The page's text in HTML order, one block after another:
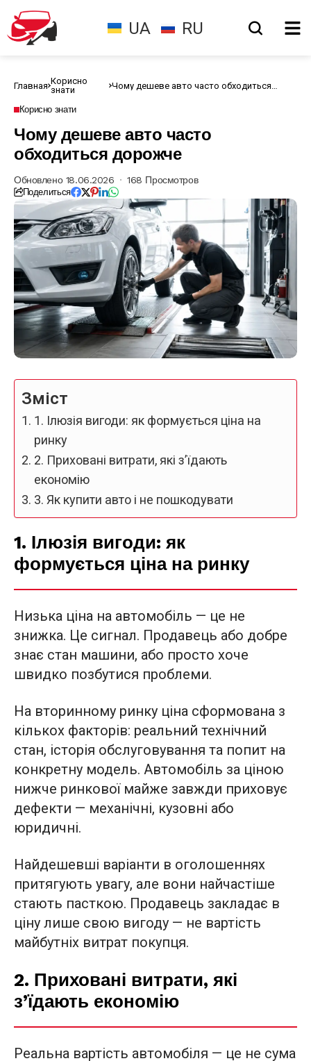
UA RU
Главная Корисно
знати
Чому дешеве авто часто обходиться
Корисно знати
Чому дешеве авто часто
обходиться дорожче
Обновлено 18.06.2026 168 Просмотров
Поделиться
Зміст
1. Ілюзія вигоди: як формується ціна на
ринку
2. Приховані витрати, які з’їдають
економію
3. Як купити авто і не пошкодувати
1. Ілюзія вигоди: як
формується ціна на ринку
Низька ціна на автомобіль — це не
знижка. Це сигнал. Продавець або добре
знає стан машини, або просто хоче
швидко позбутися проблеми.
На вторинному ринку ціна сформована з
кількох факторів: реальний технічний
стан, історія обслуговування та попит на
конкретну модель. Автомобіль за ціною
нижче ринкової майже завжди приховує
дефекти — механічні, кузовні або
юридичні.
Найдешевші варіанти в оголошеннях
притягують увагу, але вони найчастіше
стають пасткою. Продавець закладає в
ціну лише свою вигоду — не вартість
майбутніх витрат покупця.
2. Приховані витрати, які
з’їдають економію
Реальна вартість автомобіля — це не сума